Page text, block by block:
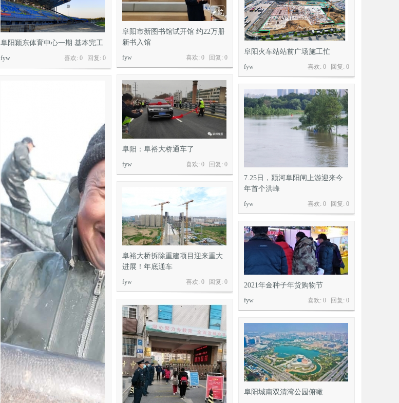
阜阳市新图书馆试开馆 约22万册
新书入馆
喜欢: 0 回复: 0
fyw
阜阳颍东体育中心一期 基本完工
喜欢: 0 回复: 0
fyw
阜阳火车站站前广场施工忙
喜欢: 0 回复: 0
fyw
阜阳：阜裕大桥通车了
喜欢: 0 回复: 0
fyw
7.25日，颍河阜阳闸上游迎来今
年首个洪峰
喜欢: 0 回复: 0
fyw
阜裕大桥拆除重建项目迎来重大
进展！年底通车
喜欢: 0 回复: 0
fyw 2021年金种子年货购物节
喜欢: 0 回复: 0
fyw
阜阳城南双清湾公园俯瞰